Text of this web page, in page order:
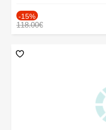
-15%
118.00€